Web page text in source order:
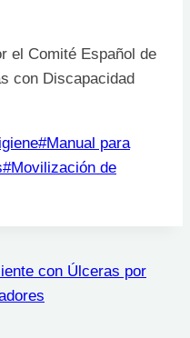
el Comité Español de
con Discapacidad
#Manual para
#Movilización de
con Úlceras por